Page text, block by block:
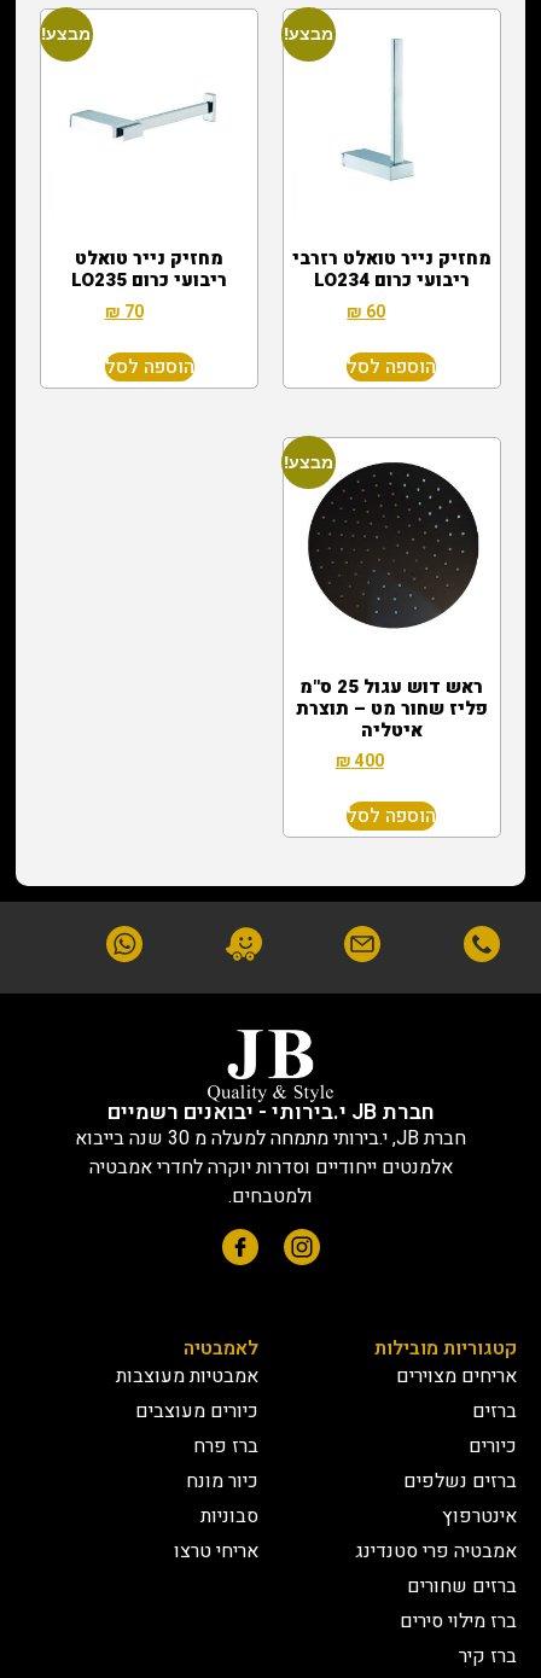
מבצע!
מחזיק נייר טואלט רזרבי
ריבועי כרום LO234
₪ 60
הוספה לסל
מבצע!
מחזיק נייר טואלט
ריבועי כרום LO235
₪ 70
הוספה לסל
מבצע!
ראש דוש עגול 25 ס"מ
פליז שחור מט – תוצרת
איטליה
₪400
הוספה לסל
חברת JB י.בירותי - יבואנים רשמיים
חברת JB, י.בירותי מתמחה למעלה מ 30 שנה בייבוא
אלמנטים ייחודיים וסדרות יוקרה לחדרי אמבטיה
ולמטבחים.
קטגוריות מובילות
אריחים מצוירים
ברזים
כיורים
ברזים נשלפים
אינטרפוץ
אמבטיה פרי סטנדינג
ברזים שחורים
ברז מילוי סירים
ברז קיר
לאמבטיה
אמבטיות מעוצבות
כיורים מעוצבים
ברז פרח
כיור מונח
סבוניות
אריחי טרצו